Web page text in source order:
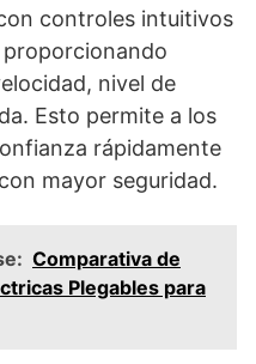
controles intuitivos
proporcionando
nivel de
Esto permite a los
rápidamente
mayor seguridad.
Comparativa de
Plegables para